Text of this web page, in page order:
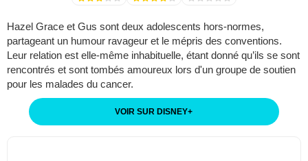
Hazel Grace et Gus sont deux adolescents hors-normes,
partageant un humour ravageur et le mépris des conventions.
Leur relation est elle-même inhabituelle, étant donné qu’ils se sont
rencontrés et sont tombés amoureux lors d'un groupe de soutien
pour les malades du cancer.
VOIR SUR DISNEY+